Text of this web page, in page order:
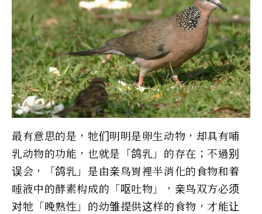
最有意思的是，牠们明明是卵生动物，却具有哺
乳动物的功能，也就是「鸽乳」的存在；不過别
误会，「鸽乳」是由亲鸟胃裡半消化的食物和着
唾液中的酵素构成的「呕吐物」，亲鸟双方必须
对牠「晚熟性」的幼雏提供这样的食物，才能让